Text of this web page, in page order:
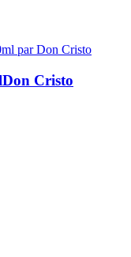
Don Cristo